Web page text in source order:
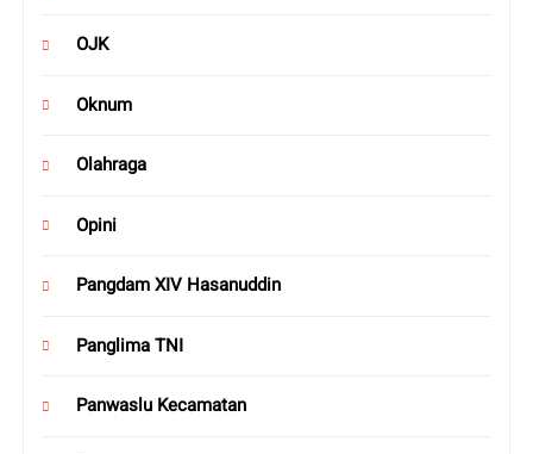
OJK
Oknum
Olahraga
Opini
Pangdam XIV Hasanuddin
Panglima TNI
Panwaslu Kecamatan